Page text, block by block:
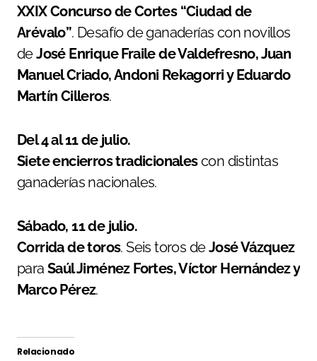
XXIX Concurso de Cortes “Ciudad de
Arévalo”. Desafío de ganaderías con novillos
deJosé Enrique Fraile de Valdefresno, Juan
Manuel Criado, Andoni Rekagorri y Eduardo
Martín Cilleros.
Del 4 al 11 de julio.
Siete encierros tradicionalescon distintas
ganaderías nacionales.
Sábado, 11 de julio.
Corrida de toros. Seis toros deJosé Vázquez
para Saúl Jiménez Fortes, Víctor Hernández y
Marco Pérez.
Relacionado